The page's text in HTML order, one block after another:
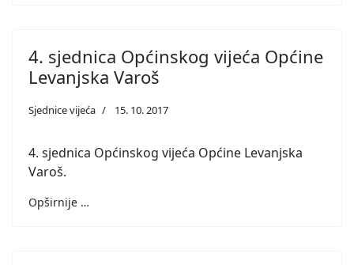
4. sjednica Općinskog vijeća Općine
Levanjska Varoš
Sjednice vijeća 15. 10. 2017
4. sjednica Općinskog vijeća Općine Levanjska
Varoš.
Opširnije …